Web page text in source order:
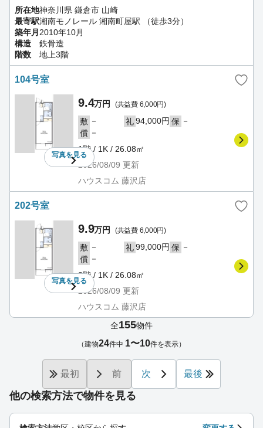
所在地神奈川県 鎌倉市 山崎
最寄駅湘南モノレール 湘南町屋駅 （徒歩3分）
築年月2010年10月
構造
鉄骨造
階数
地上3階
104号室
写真を見る
9.4万円 (共益費 6,000円)
敷 － 礼94,000円 保 －
償 －
1階 / 1K / 26.08㎡
2026/08/09 更新
ハウスコム 藤沢店
202号室
写真を見る
9.9万円 (共益費 6,000円)
敷 － 礼99,000円 保 －
償 －
2階 / 1K / 26.08㎡
2026/08/09 更新
ハウスコム 藤沢店
他の検索方法で物件を見る
全155物件
（建物24件中 1〜10件を表示）
最初 前 次 最後